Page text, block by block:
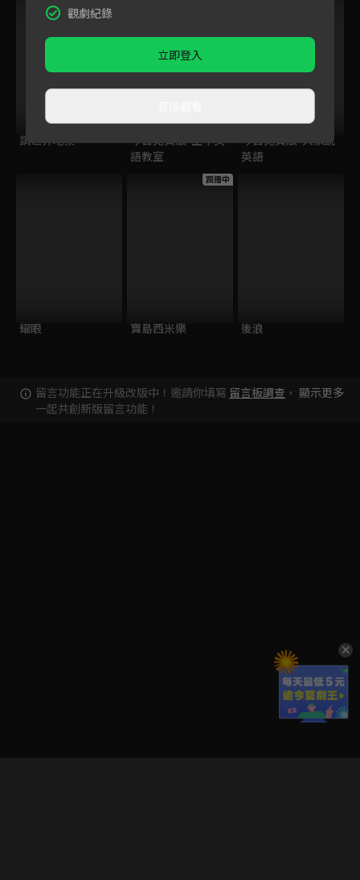
請世界吃桌
今日免費版-空中英
語教室
今日免費版-大家說
英語
耀眼
跟播中
寶島西米樂 後浪
留言功能正在升級改版中！邀請你填寫 留言板調查 ，
一起共創新版留言功能！
顯示更多
觀劇紀錄
立即登入